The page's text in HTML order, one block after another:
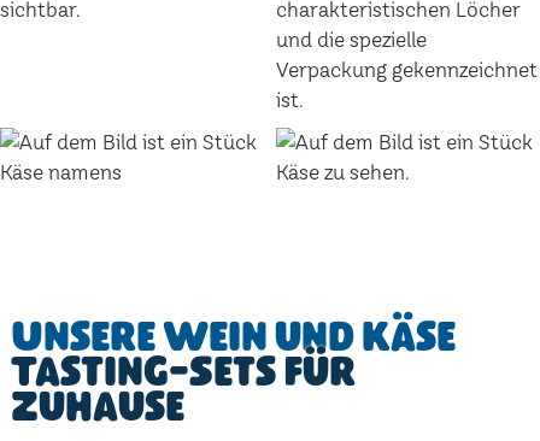
Unsere Wein und Käse
Tasting-Sets für
Zuhause